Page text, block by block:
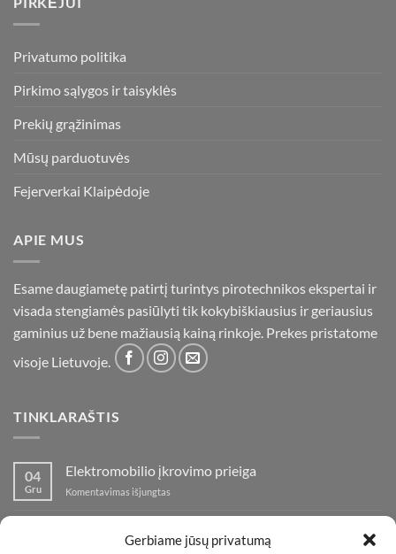
Gerbiame jūsų privatumą
Privatumo politika
Pirkimo sąlygos ir taisyklės
Prekių grąžinimas
Mūsų parduotuvės
Fejerverkai Klaipėdoje
APIE MUS
Esame daugiametę patirtį turintys pirotechnikos ekspertai ir
visada stengiamės pasiūlyti tik kokybiškiausius ir geriausius
gaminius už bene mažiausią kainą rinkoje. Prekes pristatome
visoje Lietuvoje.
TINKLARAŠTIS
04
Gru
Elektromobilio įkrovimo prieiga
Komentavimas išjungtas
prieiga
įraše